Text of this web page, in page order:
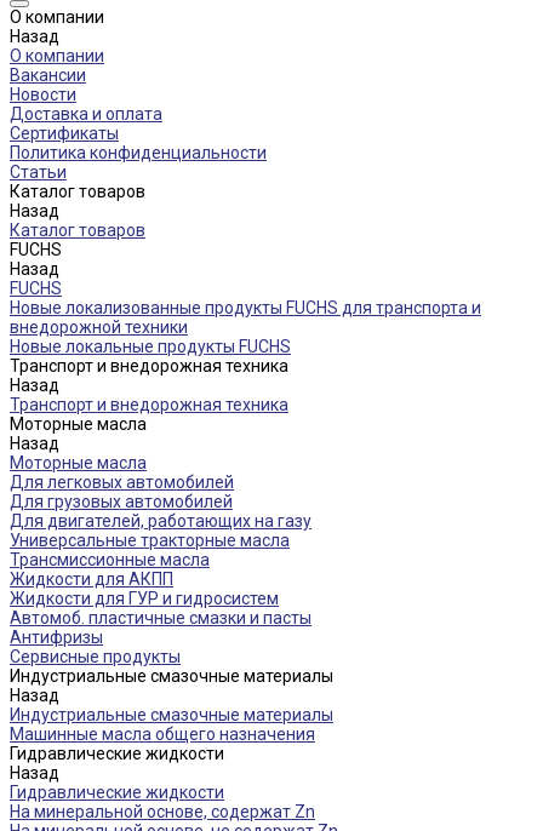
О компании
Назад
О компании
Вакансии
Новости
Доставка и оплата
Сертификаты
Политика конфиденциальности
Статьи
Каталог товаров
Назад
Каталог товаров
FUCHS
Назад
FUCHS
Новые локализованные продукты FUCHS для транспорта и
внедорожной техники
Новые локальные продукты FUCHS
Транспорт и внедорожная техника
Назад
Транспорт и внедорожная техника
Моторные масла
Назад
Моторные масла
Для легковых автомобилей
Для грузовых автомобилей
Для двигателей, работающих на газу
Универсальные тракторные масла
Трансмиссионные масла
Жидкости для АКПП
Жидкости для ГУР и гидросистем
Автомоб. пластичные смазки и пасты
Антифризы
Сервисные продукты
Индустриальные смазочные материалы
Назад
Индустриальные смазочные материалы
Машинные масла общего назначения
Гидравлические жидкости
Назад
Гидравлические жидкости
На минеральной основе, содержат Zn